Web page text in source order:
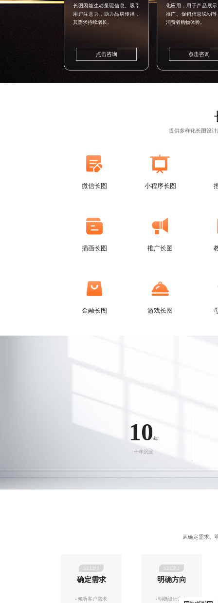
长图因能生动呈现信息、吸引
用户注意力，助力品牌传播，
其需求持续增长。
点击咨询
化应用，用于产品展
推广、促销信息说明
消费者购物体验。
点击咨询
提供多样化长图设计
微信长图 小程序长图
插画长图 推广长图
金融长图 游戏长图
10年
十年沉淀
从确定需求、
确定需求
倾听客户需求
明确方向
明确设计方向